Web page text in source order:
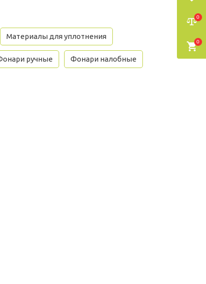
Материалы для уплотнения
ручные Фонари налобные
0
0